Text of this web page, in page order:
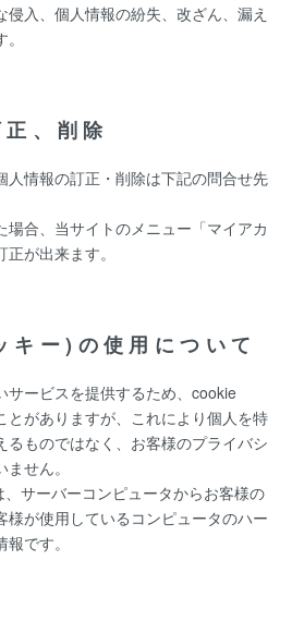
入、個人情報の紛失、改ざん、漏え
、削除
人情報の訂正・削除は下記の問合せ先
場合、当サイトのメニュー「マイアカ
が出来ます。
ー)の使用について
サービスを提供するため、cookie
とがありますが、これにより個人を特
るものではなく、お客様のプライバシ
せん。
サーバーコンピュータからお客様の
様が使用しているコンピュータのハー
です。